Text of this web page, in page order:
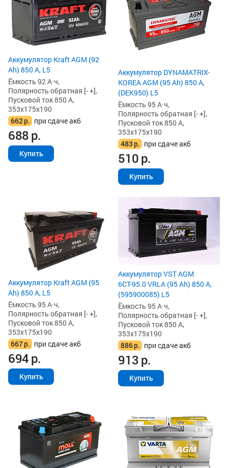
Аккумулятор Kraft AGM (92
Ah) 850 А, L5
Ёмкость 92 А·ч,
Полярность обратная [- +],
Пусковой ток 850 А,
353x175x190
662р. при сдаче акб
688р.
Купить
Аккумулятор DYNAMATRIX-
KOREA AGM (95 Ah) 850 А,
(DEK950) L5
Ёмкость 95 А·ч,
Полярность обратная [- +],
Пусковой ток 850 А,
353x175x190
483р. при сдаче акб
510р.
Купить
Аккумулятор Kraft AGM (95
Ah) 850 А, L5
Ёмкость 95 А·ч,
Полярность обратная [- +],
Пусковой ток 850 А,
353x175x190
667р. при сдаче акб
694р.
Купить
Аккумулятор VST AGM
6СТ-95.0 VRLA (95 Ah) 850 А,
(595900085) L5
Ёмкость 95 А·ч,
Полярность обратная [- +],
Пусковой ток 850 А,
353x175x190
886р. при сдаче акб
913р.
Купить